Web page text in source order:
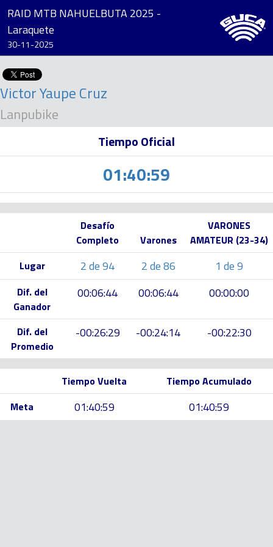
RAID MTB NAHUELBUTA 2025 -
Laraquete
30-11-2025
Victor Yaupe Cruz
Lanpubike
Tiempo Oficial
01:40:59
Desafío
Completo
Varones
VARONES
AMATEUR (23-34)
Lugar
2 de 94 2 de 86 1 de 9
Dif. del
Ganador
00:06:44 00:06:44 00:00:00
Dif. del
Promedio
-00:26:29 -00:24:14 -00:22:30
Tiempo Vuelta
Tiempo Acumulado
Meta
01:40:59 01:40:59